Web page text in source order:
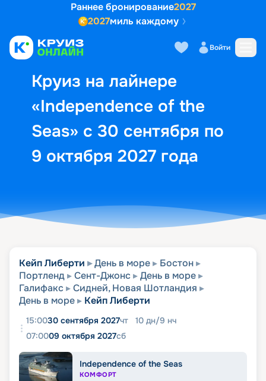
Раннее бронирование2027
2027миль каждому
Войти
Круиз на лайнере
«Independence of the
Seas» с 30 сентября по
9 октября 2027 года
Выбор кают Маршрут и
Кейп Либерти День в море
Бостон
Портленд
Сент-Джонс
День в море
Галифакс
Сидней, Новая Шотландия
День в море
Кейп Либерти
15:0030 сентября 2027чт 10 дн/9 нч
07:0009 октября 2027сб
Independence of the Seas
КОМФОРТ